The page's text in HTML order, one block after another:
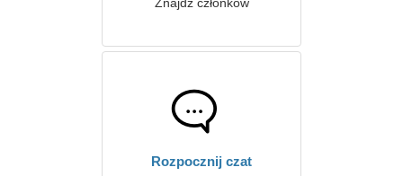
Rozpocznij czat